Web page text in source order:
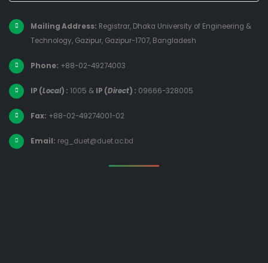
Mailing Address: Registrar, Dhaka University of Engineering &
Technology, Gazipur, Gazipur-1707, Bangladesh
Phone: +88-02-49274003
IP (Local) : 1005 & IP (Direct) : 09666-328005
Fax: +88-02-49274001-02
Email: reg_duet@duet.ac.bd